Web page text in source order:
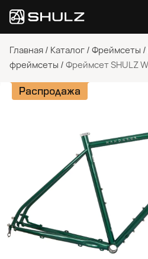
Главная / Каталог / Фреймсеты /
фреймсеты / Фреймсет SHULZ
Распродажа